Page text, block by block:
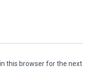
this browser for the next